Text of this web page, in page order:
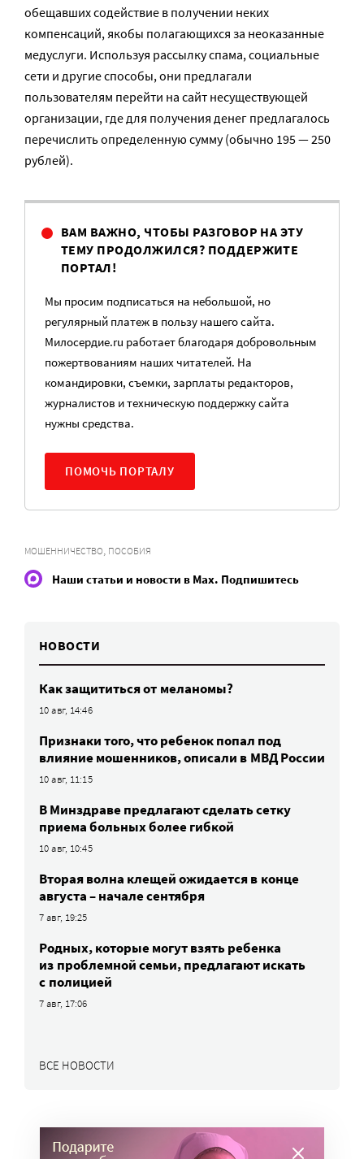
обещавших содействие в получении неких
компенсаций, якобы полагающихся за неоказанные
медуслуги. Используя рассылку спама, социальные
сети и другие способы, они предлагали
пользователям перейти на сайт несуществующей
организации, где для получения денег предлагалось
перечислить определенную сумму (обычно 195 — 250
рублей).
ВАМ ВАЖНО, ЧТОБЫ РАЗГОВОР НА ЭТУ
ТЕМУ ПРОДОЛЖИЛСЯ? ПОДДЕРЖИТЕ
ПОРТАЛ!
Мы просим подписаться на небольшой, но
регулярный платеж в пользу нашего сайта.
Милосердие.ru работает благодаря добровольным
пожертвованиям наших читателей. На
командировки, съемки, зарплаты редакторов,
журналистов и техническую поддержку сайта
нужны средства.
ПОМОЧЬ ПОРТАЛУ
МОШЕННИЧЕСТВО, ПОСОБИЯ
Наши статьи и новости в Max. Подпишитесь
НОВОСТИ
Как защититься от меланомы?
10 авг, 14:46
Признаки того, что ребенок попал под
влияние мошенников, описали в МВД России
10 авг, 11:15
В Минздраве предлагают сделать сетку
приема больных более гибкой
10 авг, 10:45
Вторая волна клещей ожидается в конце
августа – начале сентября
7 авг, 19:25
Родных, которые могут взять ребенка
из проблемной семьи, предлагают искать
с полицией
7 авг, 17:06
ВСЕ НОВОСТИ